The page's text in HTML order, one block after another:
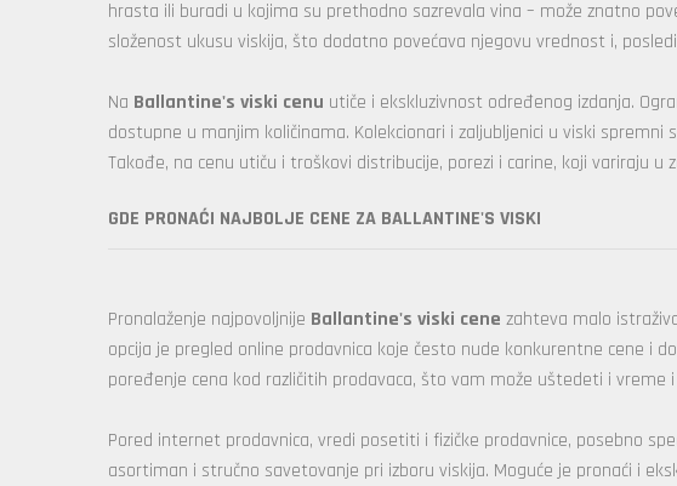
hrasta ili buradi u kojima su prethodno sazrevala vina – može znatno
složenost ukusu viskija, što dodatno povećava njegovu vrednost i,
Na Ballantine's viski cenu utiče i ekskluzivnost određenog izdanja.
dostupne u manjim količinama. Kolekcionari i zaljubljenici u viski
Takođe, na cenu utiču i troškovi distribucije, porezi i carine, koji variraju
GDE PRONAĆI NAJBOLJE CENE ZA BALLANTINE'S VISKI
Pronalaženje najpovoljnije Ballantine's viski cene zahteva malo
opcija je pregled online prodavnica koje često nude konkurentne cene i
poređenje cena kod različitih prodavaca, što vam može uštedeti i vreme i
Pored internet prodavnica, vredi posetiti i fizičke prodavnice, posebno
asortiman i stručno savetovanje pri izboru viskija. Moguće je pronaći i